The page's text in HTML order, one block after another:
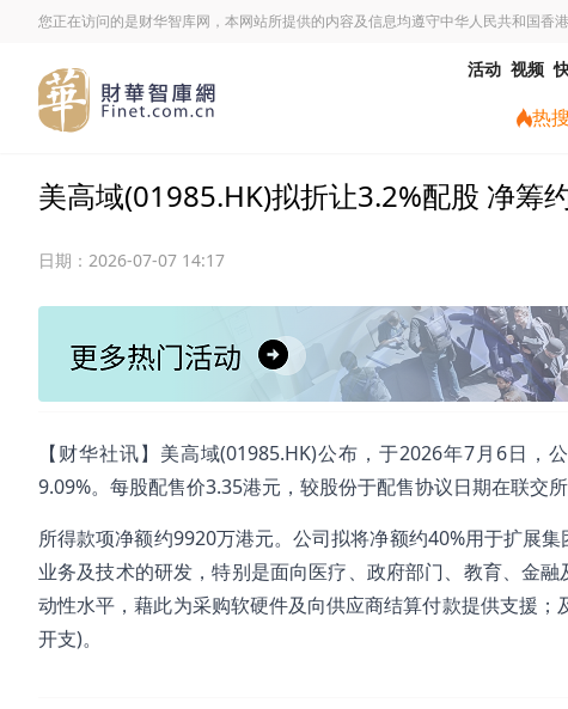
您正在访问的是财华智库网，本网站所提供的内容及信息均遵守中华人民共和国香
活动 视频
热
美高域(01985.HK)拟折让3.2%配股 净筹
日期： 2026-07-07 14:17
【财华社讯】美高域(01985.HK)公布，于2026年7月6日
9.09%。每股配售价3.35港元，较股份于配售协议日期在联交
所得款项净额约9920万港元。公司拟将净额约40%用于扩展
业务及技术的研发，特别是面向医疗、政府部门、教育、金
动性水平，藉此为采购软硬件及向供应商结算付款提供支援
开支)。